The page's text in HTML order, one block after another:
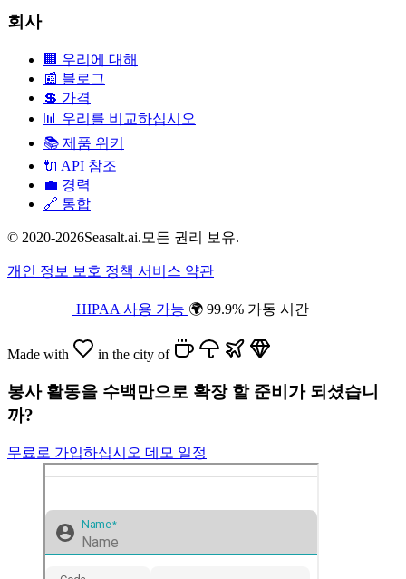
회사
🏢 우리에 대해
📰 블로그
💲 가격
📊 우리를 비교하십시오
📚 제품 위키
🔌 API 참조
💼 경력
🔗 통합
© 2020-2026Seasalt.ai.모든 권리 보유.
개인 정보 보호 정책 서비스 약관
HIPAA 사용 가능 🌍 99.9% 가동 시간
Made with in the city of
봉사 활동을 수백만으로 확장 할 준비가 되셨습니
까?
무료로 가입하십시오 데모 일정